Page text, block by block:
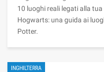
10 luoghi reali legati alla
Hogwarts: una guida ai
Potter.
INGHILTERRA